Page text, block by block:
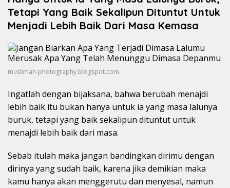
Tetapi Yang Baik Sekalipun Dituntut Untuk
Menjadi Lebih Baik Dari Masa Kemasa
muslimah-photography.blogspot.com
Ingatlah dengan bijaksana, bahwa berubah menajdi
lebih baik itu bukan hanya untuk ia yang masa lalunya
buruk, tetapi yang baik sekalipun dituntut untuk
menajdi lebih baik dari masa.
Sebab itulah maka jangan bandingkan dirimu dengan
dirinya yang sudah baik, karena jika demikian maka
kamu hanya akan menggerutu dan menyesal, namun